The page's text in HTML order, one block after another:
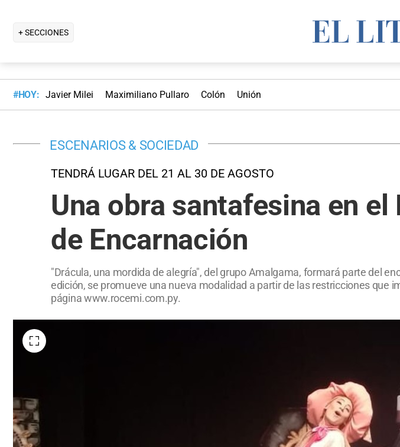
+ SECCIONES
#HOY: Javier Milei Maximiliano Pullaro Colón Unión
ESCENARIOS & SOCIEDAD
TENDRÁ LUGAR DEL 21 AL 30 DE AGOSTO
Una obra santafesina en
de Encarnación
"Drácula, una mordida de alegría", del grupo Amalgama, formará parte del
edición, se promueve una nueva modalidad a partir de las restricciones que
página www.rocemi.com.py.